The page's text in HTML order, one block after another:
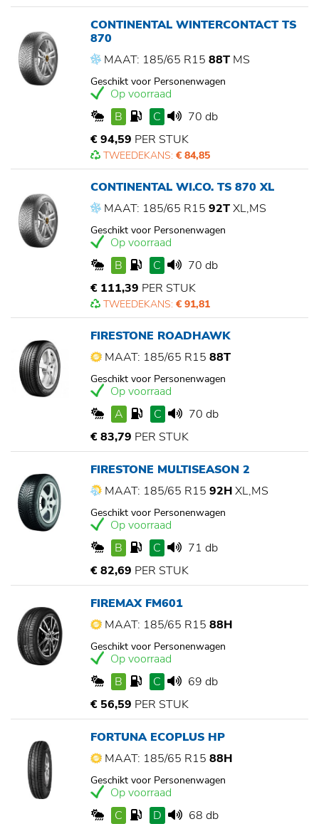
CONTINENTAL WINTERCONTACT TS
870
MAAT: 185/65 R15 88T MS
Geschikt voor Personenwagen
Op voorraad
B
C
70 db
€ 94,59 PER STUK
TWEEDEKANS: € 84,85
CONTINENTAL WI.CO. TS 870 XL
MAAT: 185/65 R15 92TXL,MS
Geschikt voor Personenwagen
Op voorraad
B
C
70 db
€ 111,39 PER STUK
TWEEDEKANS: € 91,81
FIRESTONE ROADHAWK
MAAT: 185/65 R15 88T
Geschikt voor Personenwagen
Op voorraad
A
C
70 db
€ 83,79 PER STUK
FIRESTONE MULTISEASON 2
MAAT: 185/65 R15 92HXL,MS
Geschikt voor Personenwagen
Op voorraad
B
C
71 db
€ 82,69 PER STUK
FIREMAX FM601
MAAT: 185/65 R15 88H
Geschikt voor Personenwagen
Op voorraad
B
C
69 db
€ 56,59 PER STUK
FORTUNA ECOPLUS HP
MAAT: 185/65 R15 88H
Geschikt voor Personenwagen
Op voorraad
C
D
68 db